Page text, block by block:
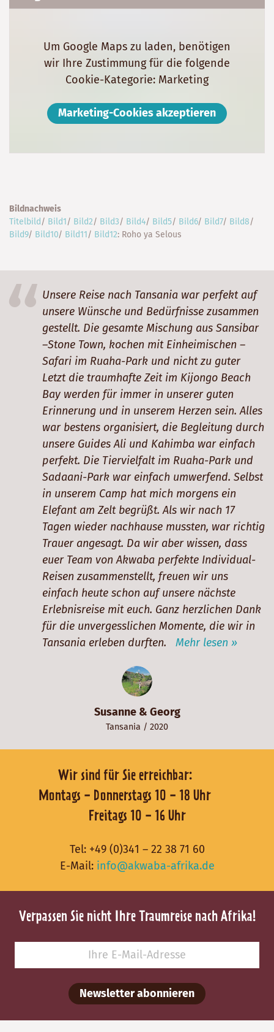
Um Google Maps zu laden, benötigen
wir Ihre Zustimmung für die folgende
Cookie-Kategorie: Marketing
Marketing-Cookies akzeptieren
Bildnachweis
Titelbild / Bild1/ Bild2/ Bild3/ Bild4/ Bild5/ Bild6/ Bild7/ Bild8/
Bild9/ Bild10/ Bild11/ Bild12: Roho ya Selous
Susanne & Georg
Tansania / 2020
Unsere Reise nach Tansania war perfekt auf
unsere Wünsche und Bedürfnisse zusammen
gestellt. Die gesamte Mischung aus Sansibar
–Stone Town, kochen mit Einheimischen –
Safari im Ruaha-Park und nicht zu guter
Letzt die traumhafte Zeit im Kijongo Beach
Bay werden für immer in unserer guten
Erinnerung und in unserem Herzen sein. Alles
war bestens organisiert, die Begleitung durch
unsere Guides Ali und Kahimba war einfach
perfekt. Die Tiervielfalt im Ruaha-Park und
Sadaani-Park war einfach umwerfend. Selbst
in unserem Camp hat mich morgens ein
Elefant am Zelt begrüßt. Als wir nach 17
Tagen wieder nachhause mussten, war richtig
Trauer angesagt. Da wir aber wissen, dass
euer Team von Akwaba perfekte Individual-
Reisen zusammenstellt, freuen wir uns
einfach heute schon auf unsere nächste
Erlebnisreise mit euch. Ganz herzlichen Dank
für die unvergesslichen Momente, die wir in
Tansania erleben durften. Mehr lesen »
Wir sind für Sie erreichbar:
Montags - Donnerstags 10 - 18 Uhr
Freitags 10 - 16 Uhr
Tel: +49 (0)341 – 22 38 71 60
E-Mail: info@akwaba-afrika.de
Verpassen Sie nicht Ihre Traumreise nach Afrika!
Newsletter abonnieren